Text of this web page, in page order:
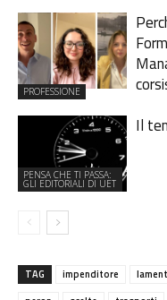
PROFESSIONE
PENSA CHE TI PASSA:
GLI EDITORIALI DI UET
Il
TAG impenditore